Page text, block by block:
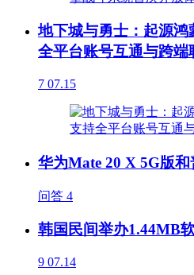
地下城与勇士：起源
全平台账号互通与跨端
7 07.15
华为Mate 20 X 5G版
问答 4
韩国民间举办1.44MB
9 07.14